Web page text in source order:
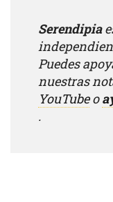
Serendipia
Puedes
nuestras
YouTubeo
.